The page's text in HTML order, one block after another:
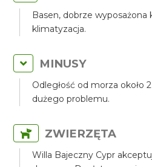
Basen, dobrze wyposażona
klimatyzacja.
MINUSY
Odległość od morza około
dużego problemu.
ZWIERZĘTA
Willa Bajeczny Cypr